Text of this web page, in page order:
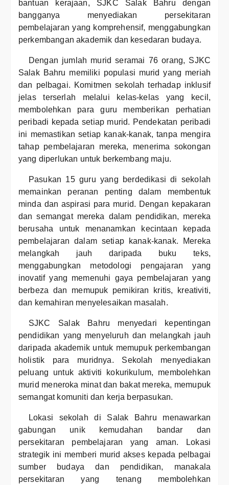
bantuan kerajaan, SJKC Salak Bahru dengan
bangganya menyediakan persekitaran
pembelajaran yang komprehensif, menggabungkan
perkembangan akademik dan kesedaran budaya.
Dengan jumlah murid seramai 76 orang, SJKC
Salak Bahru memiliki populasi murid yang meriah
dan pelbagai. Komitmen sekolah terhadap inklusif
jelas terserlah melalui kelas-kelas yang kecil,
membolehkan para guru memberikan perhatian
peribadi kepada setiap murid. Pendekatan peribadi
ini memastikan setiap kanak-kanak, tanpa mengira
tahap pembelajaran mereka, menerima sokongan
yang diperlukan untuk berkembang maju.
Pasukan 15 guru yang berdedikasi di sekolah
memainkan peranan penting dalam membentuk
minda dan aspirasi para murid. Dengan kepakaran
dan semangat mereka dalam pendidikan, mereka
berusaha untuk menanamkan kecintaan kepada
pembelajaran dalam setiap kanak-kanak. Mereka
melangkah jauh daripada buku teks,
menggabungkan metodologi pengajaran yang
inovatif yang memenuhi gaya pembelajaran yang
berbeza dan memupuk pemikiran kritis, kreativiti,
dan kemahiran menyelesaikan masalah.
SJKC Salak Bahru menyedari kepentingan
pendidikan yang menyeluruh dan melangkah jauh
daripada akademik untuk memupuk perkembangan
holistik para muridnya. Sekolah menyediakan
peluang untuk aktiviti kokurikulum, membolehkan
murid meneroka minat dan bakat mereka, memupuk
semangat komuniti dan kerja berpasukan.
Lokasi sekolah di Salak Bahru menawarkan
gabungan unik kemudahan bandar dan
persekitaran pembelajaran yang aman. Lokasi
strategik ini memberi murid akses kepada pelbagai
sumber budaya dan pendidikan, manakala
persekitaran yang tenang membolehkan